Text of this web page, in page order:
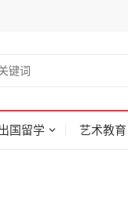
国留学 艺术教育